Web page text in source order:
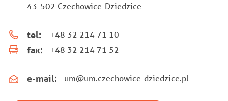
43-502 Czechowice-Dziedzice
tel: +48 32 214 71 10
fax: +48 32 214 71 52
e-mail: um@um.czechowice-dziedzice.pl